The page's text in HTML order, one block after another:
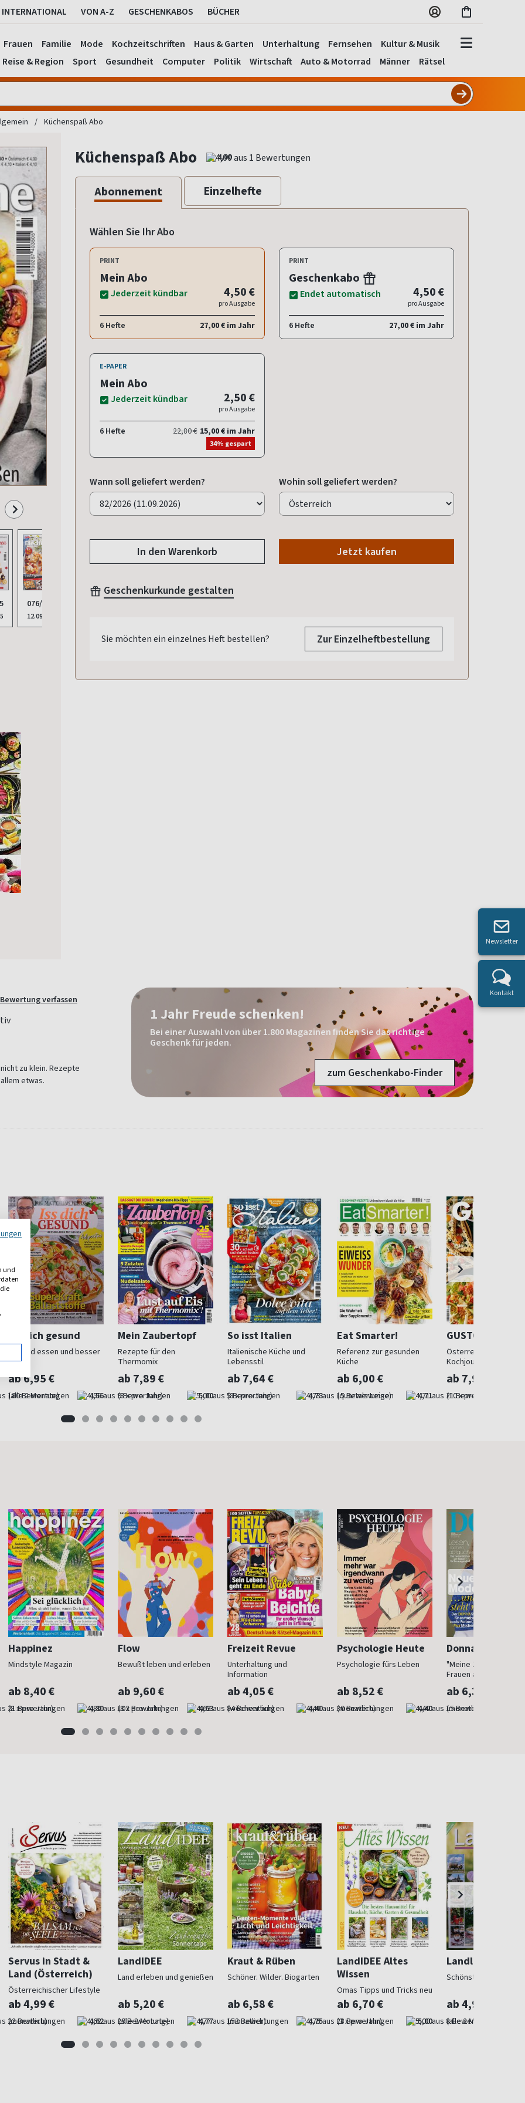
INTERNATIONAL VON A-Z GESCHENKABOS BÜCHER
Frauen Familie Mode Kochzeitschriften Haus & Garten Unterhaltung Fernsehen
Kultur & Musik
Reise & Region Sport Gesundheit Computer Politik Wirtschaft Auto & Motorrad Männer Rätsel
Küchenspaß Abo
076/2025
12.09.2025
Küchenspaß Abo 4,00
Abonnement Einzelhefte
Wählen Sie Ihr Abo
PRINT
Mein Abo
Jederzeit kündbar 4,50 €
pro Ausgabe
6 Hefte 27,00 € im Jahr
PRINT
Geschenkabo
Endet automatisch 4,50 €
pro Ausgabe
6 Hefte 27,00 € im Jahr
E-PAPER
Mein Abo
Jederzeit kündbar 2,50 €
pro Ausgabe
6 Hefte 22,80 € 15,00 € im Jahr
34% gespart
Wann soll geliefert werden? Wohin soll geliefert werden?
In den Warenkorb Jetzt kaufen
Geschenkurkunde gestalten
Sie möchten ein einzelnes Heft bestellen? Zur Einzelheftbestellung
Bewertung verfassen
zu klein. Rezepte
etwas.
1 Jahr Freude schenken!
Bei einer Auswahl von über 1.800 Magazinen finden Sie das richtige
Geschenk für jeden.
zum Geschenkabo-Finder
Iss dich gesund
Gesund essen und besser
leben
ab 6,95 €
(alle 2 Monate) 4,56
Mein Zaubertopf
Rezepte für den
Thermomix
ab 7,89 €
(8 x pro Jahr) 5,00
So isst Italien
Italienische Küche und
Lebensstil
ab 7,64 €
(8 x pro Jahr) 4,73
Eat Smarter!
Referenz zur gesunden
Küche
ab 6,00 €
(quartalsweise) 4,71
GUSTO
Österreichisches
Kochjournal
ab 7,92 €
(10 x pro Jahr)
Happinez
Mindstyle Magazin
ab 8,40 €
(8 x pro Jahr) 4,80
Flow
Bewußt leben und erleben
ab 9,60 €
(8 x pro Jahr) 4,63
Freizeit Revue
Unterhaltung und
Information
ab 4,05 €
(wöchentlich) 4,40
Psychologie Heute
Psychologie fürs Leben
ab 8,52 €
(monatlich) 4,40
Donna
"Meine Zeit ist jetzt":
Frauen ab 40
ab 6,30 €
(monatlich)
Servus in Stadt &
Land (Österreich)
Österreichischer Lifestyle
ab 4,99 €
(monatlich) 4,62
LandIDEE
Land erleben und genießen
ab 5,20 €
(alle 2 Monate) 4,77
Kraut & Rüben
Schöner. Wilder. Biogarten
ab 6,58 €
(monatlich) 4,75
LandIDEE Altes
Wissen
Omas Tipps und Tricks neu
entdeckt
ab 6,70 €
(3 x pro Jahr) 5,00
Landlust
Schönstes Landleben
ab 4,97 €
(alle 2 Monate)
Newsletter
Kontakt
und